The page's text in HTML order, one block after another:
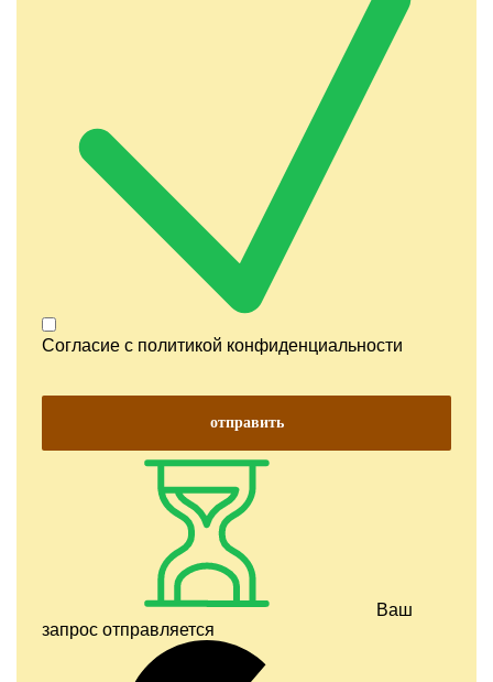
Согласие с политикой конфиденциальности
отправить
Ваш
запрос отправляется